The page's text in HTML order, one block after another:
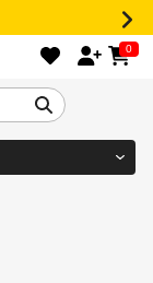
0